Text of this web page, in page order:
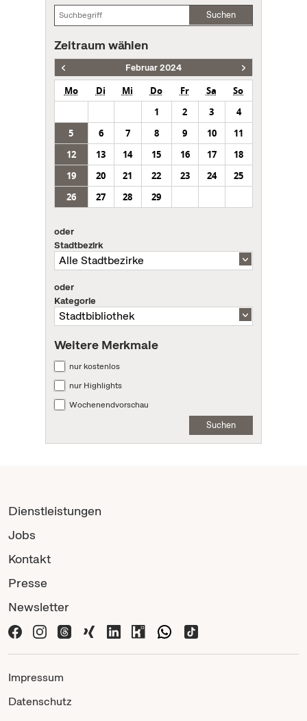
Suchen
Zeitraum wählen
Februar 2024
Mo Di Mi Do Fr Sa
So
1
2 3
4
5
6 7 8 9 10
11
12
13 14 15 16 17
18
19
20 21 22 23 24
25
26
27 28 29
oder
Stadtbezirk
oder
Kategorie
Weitere Merkmale
nur kostenlos
nur Highlights
Wochenendvorschau
Suchen
Dienstleistungen
Jobs
Kontakt
Presse
Newsletter
Impressum
Datenschutz